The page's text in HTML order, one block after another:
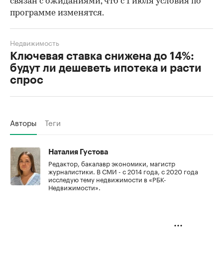
программе изменятся.
Ключевая ставка снижена до 14%:
будут ли дешеветь ипотека и расти
спрос
Недвижимость
Авторы Теги
Наталия Густова
Редактор, бакалавр экономики, магистр
журналистики. В СМИ - с 2014 года, с 2020 года
исследую тему недвижимости в «РБК-
Недвижимости».